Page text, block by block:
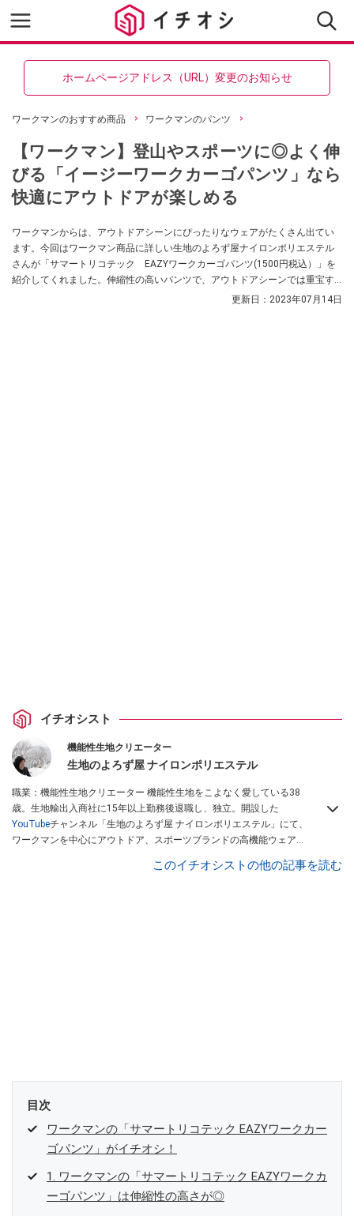
ホームページアドレス（URL）変更のお知らせ
ワークマンのおすすめ商品 ワークマンのパンツ
【ワークマン】登山やスポーツに◎よく伸
びる「イージーワークカーゴパンツ」なら
快適にアウトドアが楽しめる
ワークマンからは、アウトドアシーンにぴったりなウェアがたくさん出てい
ます。今回はワークマン商品に詳しい生地のよろず屋ナイロンポリエステル
さんが「サマートリコテック EAZYワークカーゴパンツ(1500円税込）」を
紹介してくれました。伸縮性の高いパンツで、アウトドアシーンでは重宝す
るのだとか。快適なアウトドアライフを送りたい人、必見です。
更新日： 2023年07月14日
イチオシスト
機能性生地クリエーター
生地のよろず屋 ナイロンポリエステル
職業：機能性生地クリエーター 機能性生地をこよなく愛している38
歳。生地輸出入商社に15年以上勤務後退職し、独立。開設した
YouTubeチャンネル「生地のよろず屋 ナイロンポリエステル」にて、
ワークマンを中心にアウトドア、スポーツブランドの高機能ウェアを
このイチオシストの他の記事を読む
目次
ワークマンの「サマートリコテック EAZYワークカー
ゴパンツ」がイチオシ！
1. ワークマンの「サマートリコテック EAZYワークカ
ーゴパンツ」は伸縮性の高さが◎